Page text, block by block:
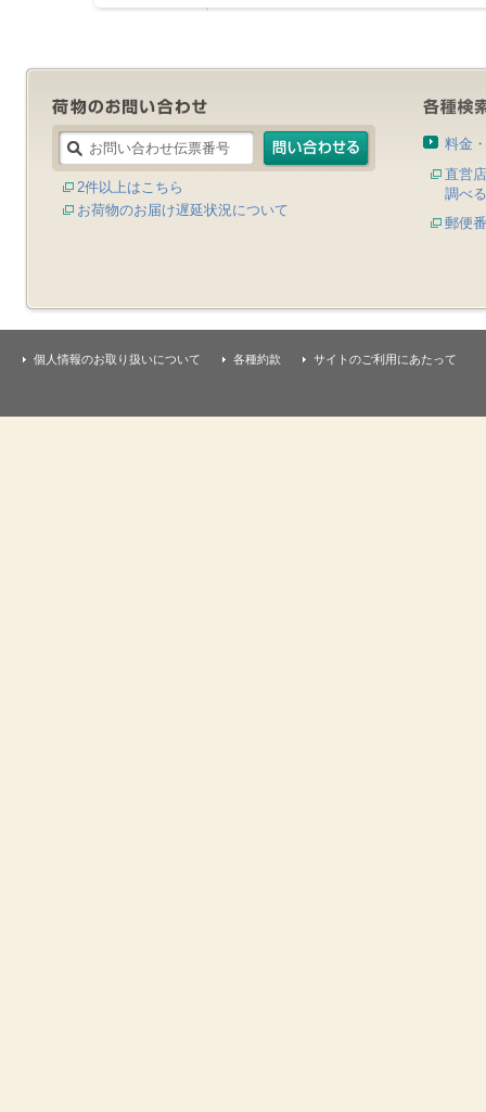
2件以上はこちら
お荷物のお届け遅延状況について
料金
直営
調べる
郵便
個人情報のお取り扱いについて 各種約款 サイトのご利用にあたって